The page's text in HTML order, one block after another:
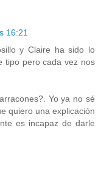
16:21
y Claire ha sido lo
tipo pero cada vez nos
Yo ya no sé
quiero una explicación
es incapaz de darle